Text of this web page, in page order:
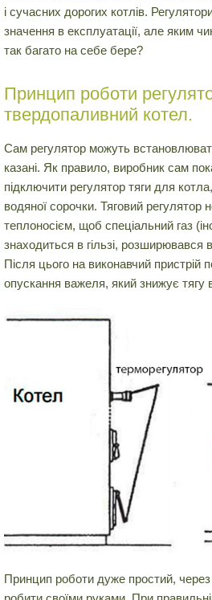
і сучасних дорогих котлів.
значення в експлуатації, але яким
так багато на себе бере?
Принцип роботи
твердопаливний котел.
Сам регулятор можуть
казані. Як правило, виробник сам
підключити регулятор тяги для
водяної сорочки. Тяговий регулятор
теплоносієм, щоб спеціальний газ
знаходиться в гільзі, розширювався
Після цього на виконавчий пристрій
опускання важеля, який знижує тягу
Принцип роботи дуже простий,